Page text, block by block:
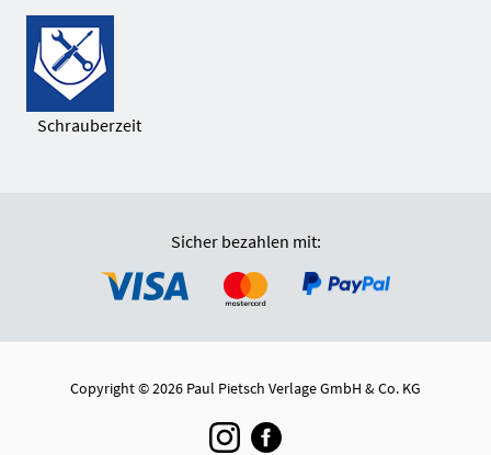
Schrauberzeit
Sicher bezahlen mit:
Copyright © 2026 Paul Pietsch Verlage GmbH & Co. KG